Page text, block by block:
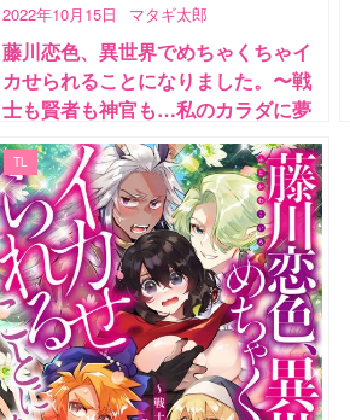
2022年10月15日 マタギ太郎
藤川恋色、異世界でめちゃくちゃイ
カせられることになりました。〜戦
士も賢者も神官も…私のカラダに夢
中なの!?〜 第4話
TL